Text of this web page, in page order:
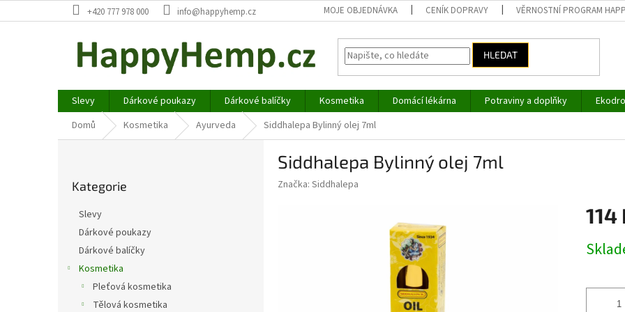
na
+420 777 978 000 info@happyhemp.cz MOJE OBJEDNÁVKA CENÍK DOPRAVY VĚRNOSTNÍ PROGRAM
HLEDAT
Slevy Dárkové poukazy Dárkové balíčky Kosmetika Domácí lékárna Potraviny a doplňky
Domů
Kosmetika Ayurveda Siddhalepa Bylinný olej 7ml
kategorie
Kategorie
Slevy
Dárkové poukazy
Dárkové balíčky
Kosmetika
Pleťová kosmetika
Tělová kosmetika
Siddhalepa Bylinný olej 7ml
Značka: Siddhalepa
114
cena: